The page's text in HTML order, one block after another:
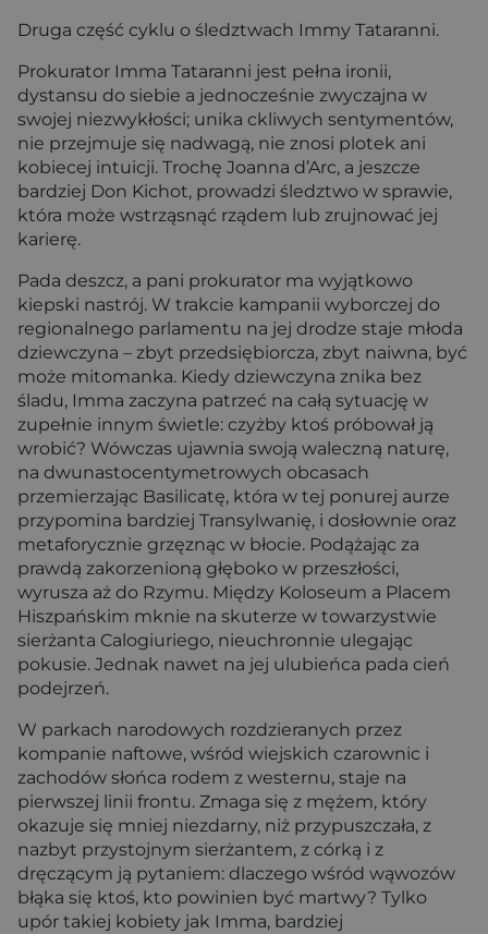
Druga część cyklu o śledztwach Immy Tataranni.
Prokurator Imma Tataranni jest pełna ironii,
dystansu do siebie a jednocześnie zwyczajna w
swojej niezwykłości; unika ckliwych sentymentów,
nie przejmuje się nadwagą, nie znosi plotek ani
kobiecej intuicji. Trochę Joanna d’Arc, a jeszcze
bardziej Don Kichot, prowadzi śledztwo w sprawie,
która może wstrząsnąć rządem lub zrujnować jej
karierę.
Pada deszcz, a pani prokurator ma wyjątkowo
kiepski nastrój. W trakcie kampanii wyborczej do
regionalnego parlamentu na jej drodze staje młoda
dziewczyna – zbyt przedsiębiorcza, zbyt naiwna, być
może mitomanka. Kiedy dziewczyna znika bez
śladu, Imma zaczyna patrzeć na całą sytuację w
zupełnie innym świetle: czyżby ktoś próbował ją
wrobić? Wówczas ujawnia swoją waleczną naturę,
na dwunastocentymetrowych obcasach
przemierzając Basilicatę, która w tej ponurej aurze
przypomina bardziej Transylwanię, i dosłownie oraz
metaforycznie grzęznąc w błocie. Podążając za
prawdą zakorzenioną głęboko w przeszłości,
wyrusza aż do Rzymu. Między Koloseum a Placem
Hiszpańskim mknie na skuterze w towarzystwie
sierżanta Calogiuriego, nieuchronnie ulegając
pokusie. Jednak nawet na jej ulubieńca pada cień
podejrzeń.
W parkach narodowych rozdzieranych przez
kompanie naftowe, wśród wiejskich czarownic i
zachodów słońca rodem z westernu, staje na
pierwszej linii frontu. Zmaga się z mężem, który
okazuje się mniej niezdarny, niż przypuszczała, z
nazbyt przystojnym sierżantem, z córką i z
dręczącym ją pytaniem: dlaczego wśród wąwozów
błąka się ktoś, kto powinien być martwy? Tylko
upór takiej kobiety jak Imma, bardziej